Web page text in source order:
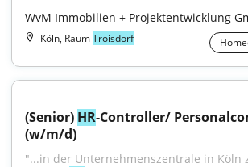
WvM Immobilien + Projektentwicklung
Köln, RaumTroisdorf
(Senior) HR-Controller/
(w/m/d)
"...in der Unternehmenszentrale in Köln